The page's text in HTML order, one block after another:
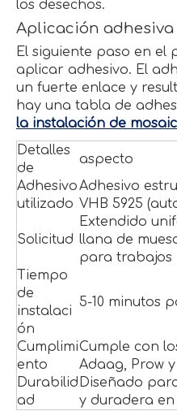
los desechos.
Aplicación adhesiva
El siguiente paso en el
aplicar adhesivo. El
un fuerte enlace y
hay una tabla de
la instalación de
Detalles
de
aspecto
Adhesivo
utilizado
Adhesivo
VHB 5925
Solicitud
Extendido
llana de
para trabajos
Tiempo
de
instalaci
ón
5-10 minutos
Cumplimi
ento
Cumple con
Adaag, Prow
Durabilid
ad
Diseñado
y duradera